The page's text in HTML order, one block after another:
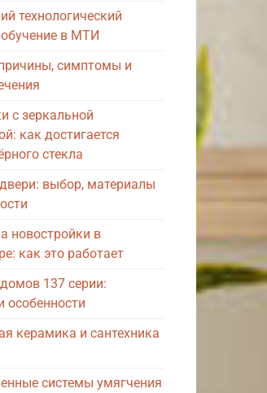
технологический
обучение в МТИ
симптомы и
с зеркальной
как достигается
стекла
выбор, материалы
новостройки в
как это работает
137 серии:
особенности
керамика и сантехника
системы умягчения